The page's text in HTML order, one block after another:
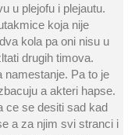
u plejofu i plejautu.
koja nije
kola pa oni nisu u
drugih timova.
namestanje. Pa to je
a akteri hapse.
ce se desiti sad kad
a za njim svi stranci i